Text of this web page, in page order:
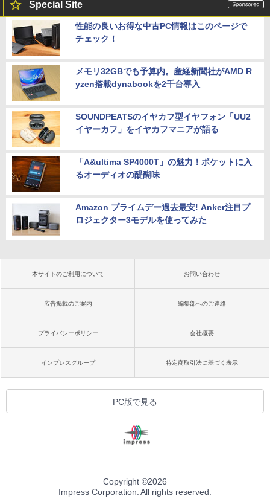
Special Site
性能の良いお得な中古PC情報はこのページで
チェック！
メモリ32GBでも予算内。産経新聞社がAMD R
yzen搭載dynabookを2千台導入
SOUNDPEATSのイヤカフ型イヤフォン「UU2
イヤーカフ」をイヤカフマニアが語る
「A&ultima SP4000T」の魅力！ポケットに入
るオーディオの醍醐味
Amazon プライムデー過去最安! Anker注目プ
ロジェクター3モデルを使ってみた
本サイトのご利用について お問い合わせ
広告掲載のご案内 編集部へのご連絡
プライバシーポリシー 会社概要
インプレスグループ 特定商取引法に基づく表示
PC版で見る
Copyright ©2026
Impress Corporation. All rights reserved.